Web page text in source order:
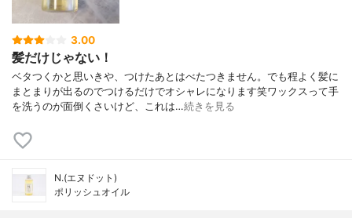
3.00
髪だけじゃない！
ベタつくかと思いきや、つけたあとはべたつきません。でも程よく髪に
まとまりが出るのでつけるだけでオシャレになります笑ワックスって手
を洗うのが面倒くさいけど、これは…続きを見る
N.(エヌドット)
ポリッシュオイル